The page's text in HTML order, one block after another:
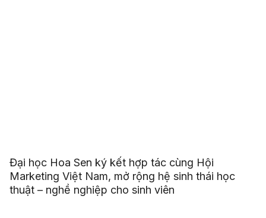
Đại học Hoa Sen ký kết hợp tác cùng Hội
Marketing Việt Nam, mở rộng hệ sinh thái học
thuật – nghề nghiệp cho sinh viên